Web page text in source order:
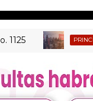
PRINCIPAL